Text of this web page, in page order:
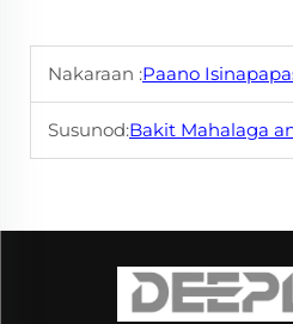
Nakaraan :Paano Isinapapasok ang mga Bahagi sa
Susunod:Bakit Mahalaga ang Hindi Nagbibigay ng